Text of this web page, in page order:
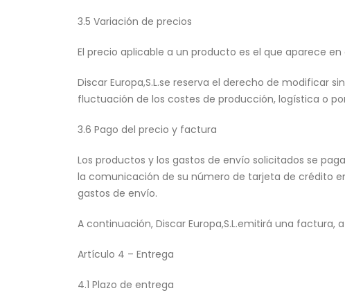
3.5 Variación de precios
El precio aplicable a un producto es el que aparece
Discar Europa,S.L.se reserva el derecho de modificar
fluctuación de los costes de producción, logística o
3.6 Pago del precio y factura
Los productos y los gastos de envío solicitados se
la comunicación de su número de tarjeta de crédito
gastos de envío.
A continuación, Discar Europa,S.L.emitirá una
Artículo 4 – Entrega
4.1 Plazo de entrega